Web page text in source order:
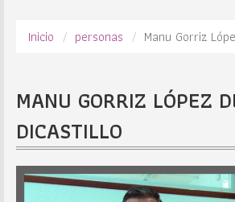
Inicio personas Manu Gorriz
MANU GORRIZ LÓPEZ
DICASTILLO